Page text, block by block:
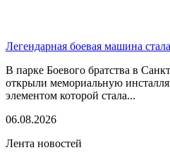
Легендарная боевая машина
В парке Боевого братства в
открыли мемориальную
элементом которой стала...
06.08.2026
Лента новостей